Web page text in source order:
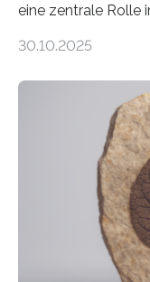
eine zentrale Rolle
erfüllen können,
der Ruhr-
und Dr. Ismaila
unbekannten
peroxisomalen
Saccharomyces
Funktionsfähigkeit
Studie wurde am
Fachzeitschrift…
30.10.2025